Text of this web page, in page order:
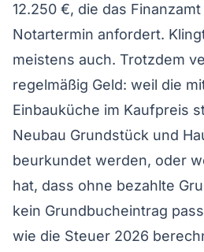
12.250 €, die das
Notartermin anfordert.
meistens auch. Trotzdem
regelmäßig Geld: weil die
Einbauküche im Kaufpreis
Neubau Grundstück und
beurkundet werden, oder
hat, dass ohne bezahlte
kein Grundbucheintrag
wie die Steuer 2026